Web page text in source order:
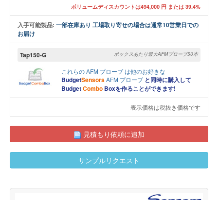
ボリュームディスカウントは494,000 円 または 39.4%
入手可能製品: 一部在庫あり 工場取り寄せの場合は通常10営業日での
お届け
Tap150-G ボックスあたり最大AFMプローブ50本
これらのAFM プローブは他のお好きな
BudgetSensorsAFM プローブ と同時に購入して
BudgetCombo Boxを作ることができます!
表示価格は税抜き価格です
見積もり依頼に追加
サンプルリクエスト